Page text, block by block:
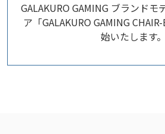
GALAKURO GAMING ブランドモ
ア「GALAKURO GAMING
始いたします。